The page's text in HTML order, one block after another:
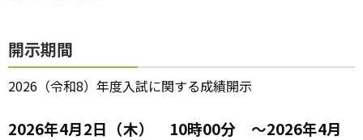
開示期間
2026（令和8）年度入試に関する成績開示
2026年4月2日（木） 10時00分 ～2026年4月